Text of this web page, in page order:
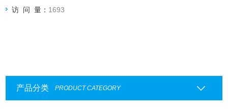
访 问 量： 1693
产品分类 PRODUCT CATEGORY